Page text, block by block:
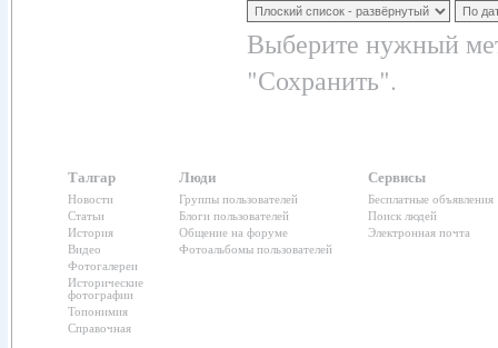
Выберите нужный
"Сохранить".
Талгар
Новости
Статьи
История
Видео
Фотогалереи
Исторические
фотографии
Топонимия
Справочная
Люди
Группы пользователей
Блоги пользователей
Общение на форуме
Фотоальбомы пользователей
Сервисы
Бесплатные объявления
Поиск людей
Электронная почта